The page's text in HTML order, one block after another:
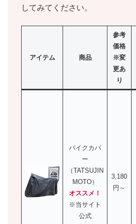
してみてください。
アイテム 商品
参考
価格
※変
更あ
り
バイクカバ
ー
（TATSUJIN
MOTO）
オススメ！
※当サイト
公式
3,180
円～